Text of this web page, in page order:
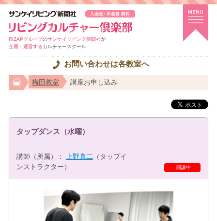
RIZAPグループのサンケイリビング新聞社が
企画・運営するカルチャースクール
お問い合わせは各教室へ
梅田教室 講座お申し込み
開講中
タップダンス（水曜）
講師（所属）： 上野真二
（タップイ
ンストラクター）